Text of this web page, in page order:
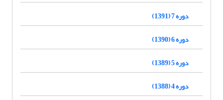
دوره 7 (1391)
دوره 6 (1390)
دوره 5 (1389)
دوره 4 (1388)